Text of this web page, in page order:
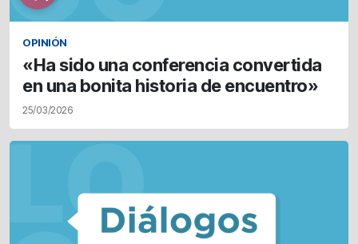
OPINIÓN
«Ha sido una conferencia convertida
en una bonita historia de encuentro»
25/03/2026